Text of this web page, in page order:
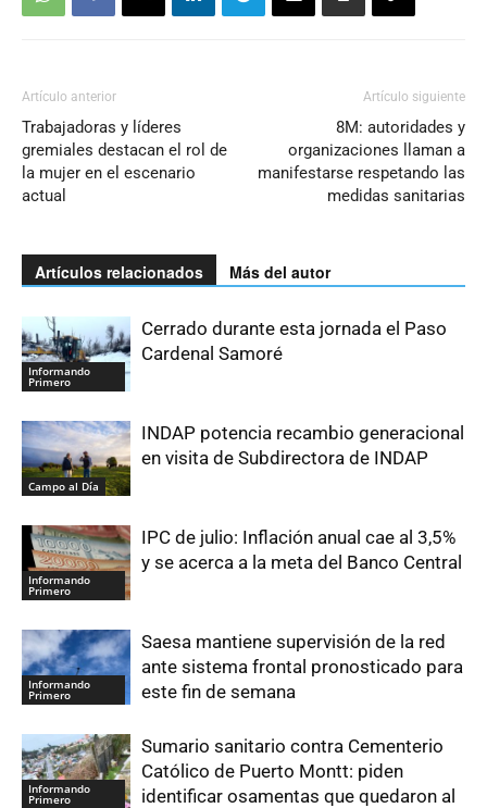
Artículo anterior
Trabajadoras y líderes
gremiales destacan el rol de
la mujer en el escenario
actual
Artículo siguiente
8M: autoridades y
organizaciones llaman a
manifestarse respetando las
medidas sanitarias
Artículos relacionados Más del autor
Informando
Primero
Cerrado durante esta jornada el Paso
Cardenal Samoré
Campo al Día
INDAP potencia recambio generacional
en visita de Subdirectora de INDAP
Informando
Primero
IPC de julio: Inflación anual cae al 3,5%
y se acerca a la meta del Banco Central
Informando
Primero
Saesa mantiene supervisión de la red
ante sistema frontal pronosticado para
este fin de semana
Informando
Primero
Sumario sanitario contra Cementerio
Católico de Puerto Montt: piden
identificar osamentas que quedaron al